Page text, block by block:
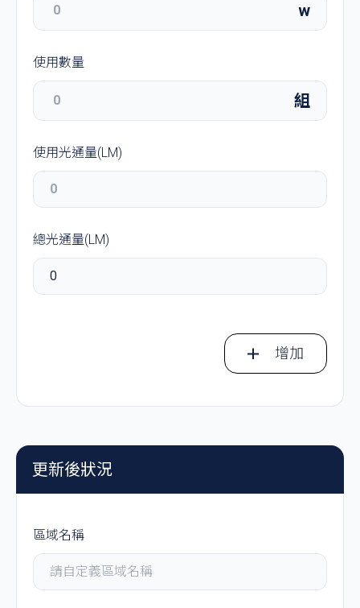
w
使用數量
組
使用光通量(LM)
總光通量(LM)
0
增加
更新後狀況
區域名稱